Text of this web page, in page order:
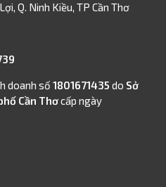
Q. Ninh Kiều, TP Cần Thơ
doanh số 1801671435 do Sở
Cần Thơcấp ngày